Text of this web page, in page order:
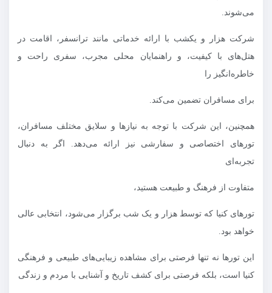
می‌شوند.
شرکت هزار و یکشب با ارائه خدماتی مانند ترانسفر، اقامت در
هتل‌های با کیفیت، و راهنمایان محلی مجرب، سفری راحت و
خاطره‌انگیز را
برای مسافران تضمین می‌کند.
همچنین، این شرکت با توجه به نیازها و سلایق مختلف مسافران،
تورهای اختصاصی و سفارشی نیز ارائه می‌دهد. اگر به دنبال
تجربه‌ای
متفاوت از فرهنگ و طبیعت هستید،
تورهای کنیا که توسط هزار و یک شب برگزار می‌شود، انتخابی عالی
خواهد بود.
این تورها نه تنها فرصتی برای مشاهده زیبایی‌های طبیعی و فرهنگی
کنیا است، بلکه فرصتی برای کشف تاریخ و آشنایی با مردم و زندگی